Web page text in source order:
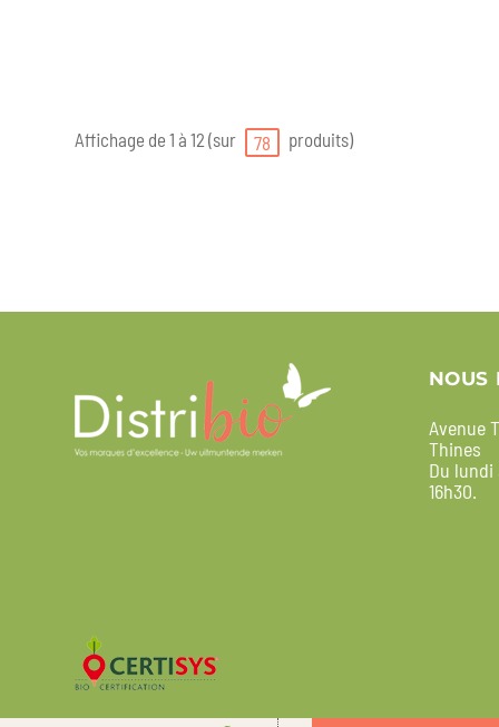
Affichage de 1 à 12 (sur 78 produits)
NOUS
Avenue
Thines
Du lundi
16h30.